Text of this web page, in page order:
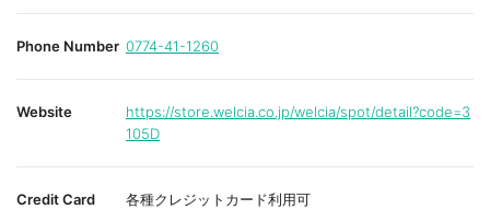
Phone Number 0774-41-1260
Website
https://store.welcia.co.jp/welcia/spot/detail?code=3
105D
Credit Card 各種クレジットカード利用可